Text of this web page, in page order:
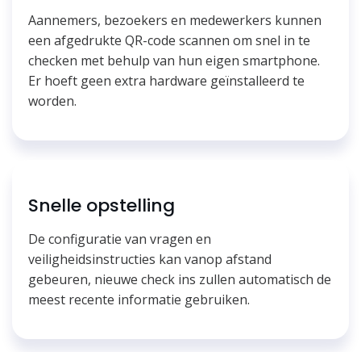
Aannemers, bezoekers en medewerkers kunnen
een afgedrukte QR-code scannen om snel in te
checken met behulp van hun eigen smartphone.
Er hoeft geen extra hardware geïnstalleerd te
worden.
Snelle opstelling
De configuratie van vragen en
veiligheidsinstructies kan vanop afstand
gebeuren, nieuwe check ins zullen automatisch de
meest recente informatie gebruiken.